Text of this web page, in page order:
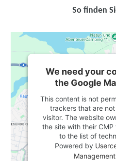
So finden
We need your
the Google
This content is not
trackers that are
visitor. The website
the site with their
to the list of
Powered by